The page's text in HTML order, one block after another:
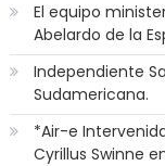
El equipo
Abelardo de la
Independiente
Sudamericana.
*Air-e
Cyrillus Swinne